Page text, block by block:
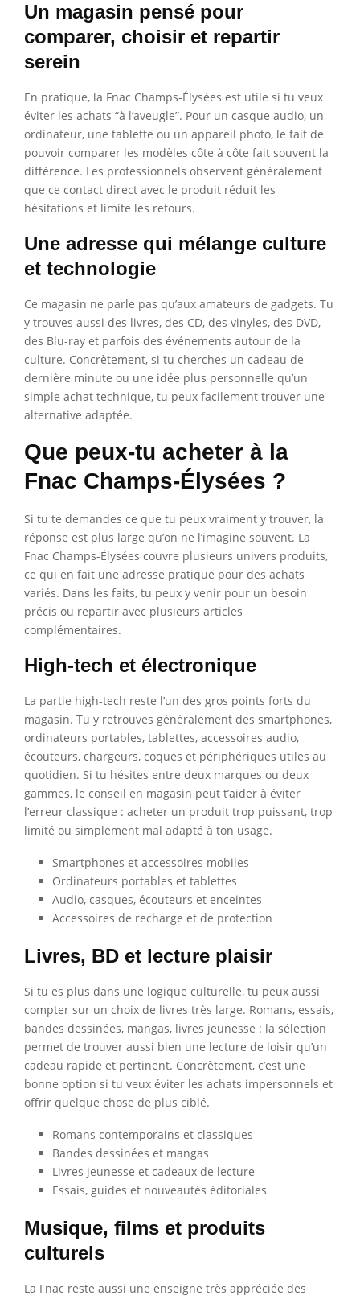
Un magasin pensé pour
comparer, choisir et repartir
serein
En pratique, la Fnac Champs-Élysées est utile si tu veux
éviter les achats “à l’aveugle”. Pour un casque audio, un
ordinateur, une tablette ou un appareil photo, le fait de
pouvoir comparer les modèles côte à côte fait souvent la
différence. Les professionnels observent généralement
que ce contact direct avec le produit réduit les
hésitations et limite les retours.
Une adresse qui mélange culture
et technologie
Ce magasin ne parle pas qu’aux amateurs de gadgets. Tu
y trouves aussi des livres, des CD, des vinyles, des DVD,
des Blu-ray et parfois des événements autour de la
culture. Concrètement, si tu cherches un cadeau de
dernière minute ou une idée plus personnelle qu’un
simple achat technique, tu peux facilement trouver une
alternative adaptée.
Que peux-tu acheter à la
Fnac Champs-Élysées ?
Si tu te demandes ce que tu peux vraiment y trouver, la
réponse est plus large qu’on ne l’imagine souvent. La
Fnac Champs-Élysées couvre plusieurs univers produits,
ce qui en fait une adresse pratique pour des achats
variés. Dans les faits, tu peux y venir pour un besoin
précis ou repartir avec plusieurs articles
complémentaires.
High-tech et électronique
La partie high-tech reste l’un des gros points forts du
magasin. Tu y retrouves généralement des smartphones,
ordinateurs portables, tablettes, accessoires audio,
écouteurs, chargeurs, coques et périphériques utiles au
quotidien. Si tu hésites entre deux marques ou deux
gammes, le conseil en magasin peut t’aider à éviter
l’erreur classique : acheter un produit trop puissant, trop
limité ou simplement mal adapté à ton usage.
Smartphones et accessoires mobiles
Ordinateurs portables et tablettes
Audio, casques, écouteurs et enceintes
Accessoires de recharge et de protection
Livres, BD et lecture plaisir
Si tu es plus dans une logique culturelle, tu peux aussi
compter sur un choix de livres très large. Romans, essais,
bandes dessinées, mangas, livres jeunesse : la sélection
permet de trouver aussi bien une lecture de loisir qu’un
cadeau rapide et pertinent. Concrètement, c’est une
bonne option si tu veux éviter les achats impersonnels et
offrir quelque chose de plus ciblé.
Romans contemporains et classiques
Bandes dessinées et mangas
Livres jeunesse et cadeaux de lecture
Essais, guides et nouveautés éditoriales
Musique, films et produits
culturels
La Fnac reste aussi une enseigne très appréciée des